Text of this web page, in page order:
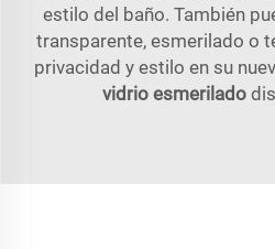
estilo del baño. También
transparente, esmerilado o
privacidad y estilo en su
vidrio esmerilado